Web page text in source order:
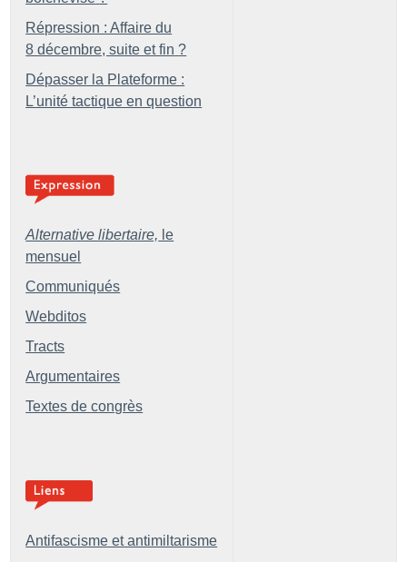
Répression : Affaire du
8 décembre, suite et fin ?
Dépasser la Plateforme :
L’unité tactique en question
Alternative libertaire, le
mensuel
Communiqués
Webditos
Tracts
Argumentaires
Textes de congrès
Antifascisme et antimiltarisme